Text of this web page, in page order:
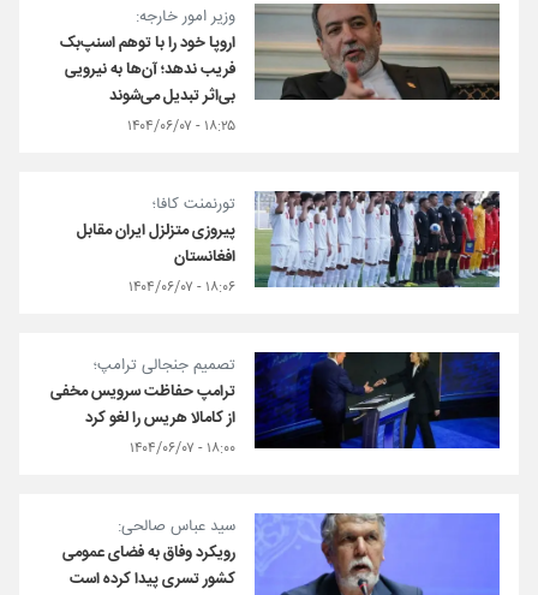
وزیر امور خارجه:
اروپا خود را با توهم اسنپ‌بک
فریب ندهد؛ آن‌ها به نیرویی
بی‌اثر تبدیل می‌شوند
۱۸:۲۵ - ۱۴۰۴/۰۶/۰۷
تورنمنت کافا؛
پیروزی متزلزل ایران مقابل
افغانستان
۱۸:۰۶ - ۱۴۰۴/۰۶/۰۷
تصمیم جنجالی ترامپ؛
ترامپ حفاظت سرویس مخفی
از کامالا هریس را لغو کرد
۱۸:۰۰ - ۱۴۰۴/۰۶/۰۷
سید عباس صالحی:
رویکرد وفاق به فضای عمومی
کشور تسری پیدا کرده است